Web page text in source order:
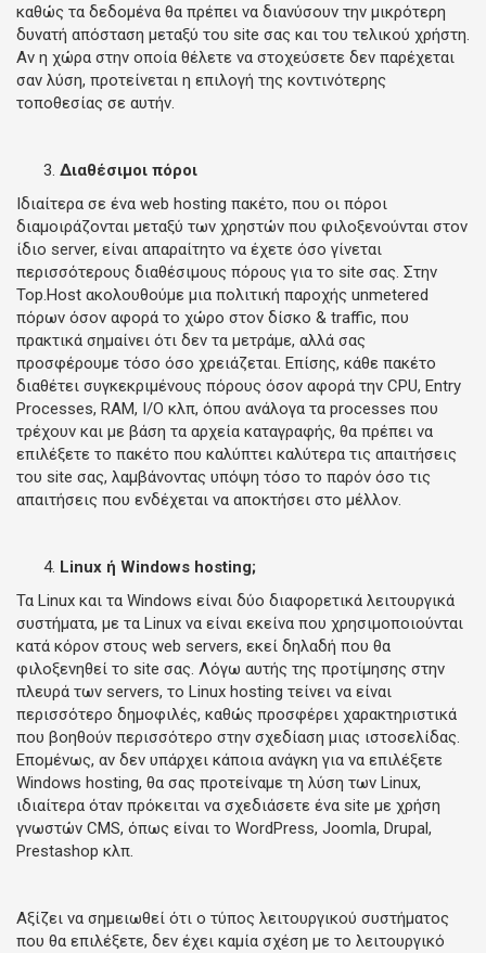
καθώς τα δεδομένα θα πρέπει να διανύσουν την μικρότερη
δυνατή απόσταση μεταξύ του site σας και του τελικού χρήστη.
Αν η χώρα στην οποία θέλετε να στοχεύσετε δεν παρέχεται
σαν λύση, προτείνεται η επιλογή της κοντινότερης
τοποθεσίας σε αυτήν.
Διαθέσιμοι πόροι
Ιδιαίτερα σε ένα web hosting πακέτο, που οι πόροι
διαμοιράζονται μεταξύ των χρηστών που φιλοξενούνται στον
ίδιο server, είναι απαραίτητο να έχετε όσο γίνεται
περισσότερους διαθέσιμους πόρους για το site σας. Στην
Top.Host ακολουθούμε μια πολιτική παροχής unmetered
πόρων όσον αφορά το χώρο στον δίσκο & traffic, που
πρακτικά σημαίνει ότι δεν τα μετράμε, αλλά σας
προσφέρουμε τόσο όσο χρειάζεται. Επίσης, κάθε πακέτο
διαθέτει συγκεκριμένους πόρους όσον αφορά την CPU, Entry
Processes, RAM, I/O κλπ, όπου ανάλογα τα processes που
τρέχουν και με βάση τα αρχεία καταγραφής, θα πρέπει να
επιλέξετε το πακέτο που καλύπτει καλύτερα τις απαιτήσεις
του site σας, λαμβάνοντας υπόψη τόσο το παρόν όσο τις
απαιτήσεις που ενδέχεται να αποκτήσει στο μέλλον.
Linux ή Windows hosting;
Τα Linux και τα Windows είναι δύο διαφορετικά λειτουργικά
συστήματα, με τα Linux να είναι εκείνα που χρησιμοποιούνται
κατά κόρον στους web servers, εκεί δηλαδή που θα
φιλοξενηθεί το site σας. Λόγω αυτής της προτίμησης στην
πλευρά των servers, το Linux hosting τείνει να είναι
περισσότερο δημοφιλές, καθώς προσφέρει χαρακτηριστικά
που βοηθούν περισσότερο στην σχεδίαση μιας ιστοσελίδας.
Επομένως, αν δεν υπάρχει κάποια ανάγκη για να επιλέξετε
Windows hosting, θα σας προτείναμε τη λύση των Linux,
ιδιαίτερα όταν πρόκειται να σχεδιάσετε ένα site με χρήση
γνωστών CMS, όπως είναι το WordPress, Joomla, Drupal,
Prestashop κλπ.
Αξίζει να σημειωθεί ότι ο τύπος λειτουργικού συστήματος
που θα επιλέξετε, δεν έχει καμία σχέση με το λειτουργικό